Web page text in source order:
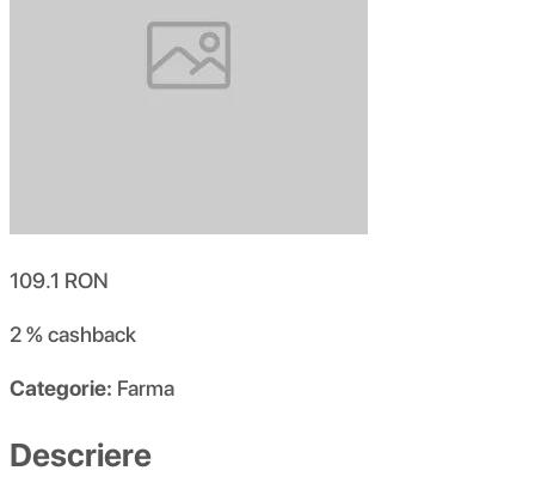
109.1 RON
2 %cashback
Categorie: Farma
Descriere